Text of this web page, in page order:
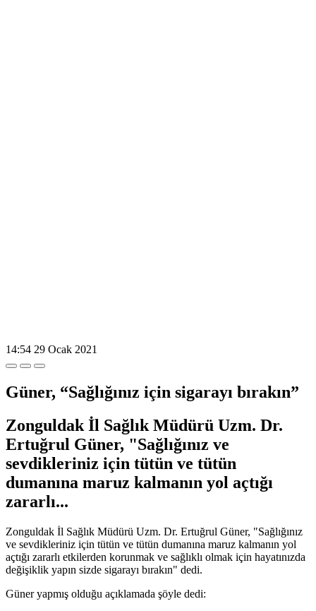
14:54 29 Ocak 2021
Güner, “Sağlığınız için sigarayı bırakın”
Zonguldak İl Sağlık Müdürü Uzm. Dr.
Ertuğrul Güner, "Sağlığınız ve
sevdikleriniz için tütün ve tütün
dumanına maruz kalmanın yol açtığı
zararlı...
Zonguldak İl Sağlık Müdürü Uzm. Dr. Ertuğrul Güner, "Sağlığınız
ve sevdikleriniz için tütün ve tütün dumanına maruz kalmanın yol
açtığı zararlı etkilerden korunmak ve sağlıklı olmak için hayatınızda
değişiklik yapın sizde sigarayı bırakın" dedi.
Güner yapmış olduğu açıklamada şöyle dedi: